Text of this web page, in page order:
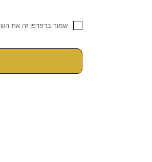
שמור בדפדפן זה את